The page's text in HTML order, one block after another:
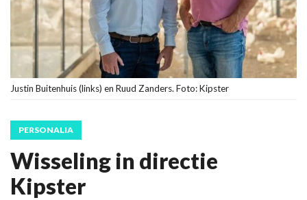
Justin Buitenhuis (links) en Ruud Zanders. Foto: Kipster
PERSONALIA
Wisseling in directie
Kipster